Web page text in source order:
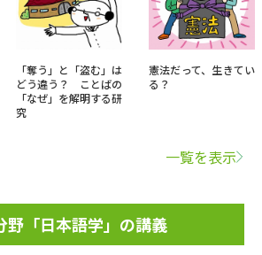
「奪う」と「盗む」は
どう違う？ ことばの
「なぜ」を解明する研
究
憲法だって、生きてい
る？
一覧を表示
野「日本語学」の講義